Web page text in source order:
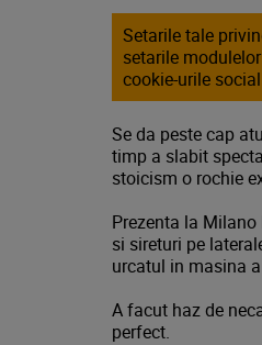
Setarile tale
setarile
cookie-urile
Se da peste cap
timp a slabit
stoicism o rochie
Prezenta la
si sireturi pe
urcatul in masina
A facut haz de
perfect.